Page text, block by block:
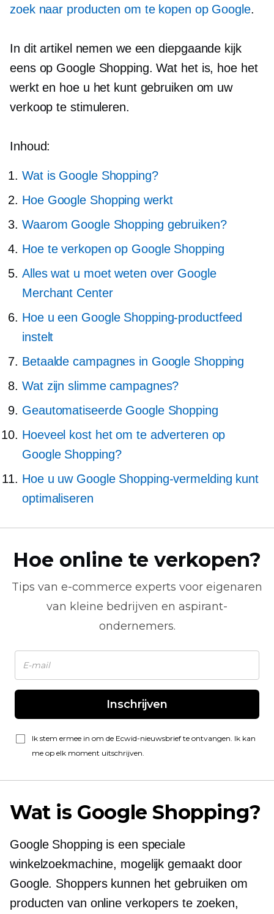
zoek naar producten om te kopen op Google.
In dit artikel nemen we eendiepgaande kijk
eens op Google Shopping. Wat het is, hoe het
werkt en hoe u het kunt gebruiken om uw
verkoop te stimuleren.
Inhoud:
Wat is Google Shopping?
Hoe Google Shopping werkt
Waarom Google Shopping gebruiken?
Hoe te verkopen op Google Shopping
Alles wat u moet weten over Google
Merchant Center
Hoe u een Google Shopping-productfeed
instelt
Betaalde campagnes in Google Shopping
Wat zijn slimme campagnes?
Geautomatiseerde Google Shopping
Hoeveel kost het om te adverteren op
Google Shopping?
Hoe u uw Google Shopping-vermelding kunt
optimaliseren
Hoe online te verkopen?
Tips van e-commerce experts voor eigenaren
van kleine bedrijven en aspirant-
ondernemers.
Inschrijven
Ik stem ermee in om de Ecwid-nieuwsbrief te ontvangen. Ik kan
me op elk moment uitschrijven.
Wat is Google Shopping?
Google Shopping is een speciale
winkelzoekmachine, mogelijk gemaakt door
Google. Shoppers kunnen het gebruiken om
producten van online verkopers te zoeken,